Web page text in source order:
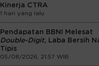
Kinerja CTRA
1 hari yang lalu
Pendapatan BBNI Melesat
Double-Digit, Laba Bersih
Tipis
05/08/2026, 21:57 WIB